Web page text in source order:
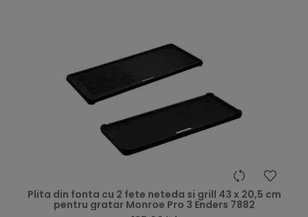
Plita din fonta cu 2 fete neteda si grill 43 x 20,5 cm
pentru gratar Monroe Pro 3 Enders 7882